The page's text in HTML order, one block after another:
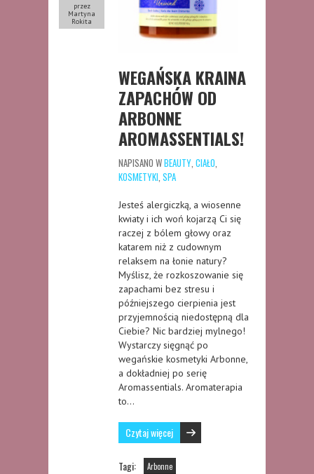
przez
Martyna
Rokita
WEGAŃSKA KRAINA
ZAPACHÓW OD
ARBONNE
AROMASSENTIALS!
NAPISANO WBEAUTY CIAŁO
KOSMETYKI SPA
Jesteś alergiczką, a wiosenne
kwiaty i ich woń kojarzą Ci się
raczej z bólem głowy oraz
katarem niż z cudownym
relaksem na łonie natury?
Myślisz, że rozkoszowanie się
zapachami bez stresu i
późniejszego cierpienia jest
przyjemnością niedostępną dla
Ciebie? Nic bardziej mylnego!
Wystarczy sięgnąć po
wegańskie kosmetyki Arbonne,
a dokładniej po serię
Aromassentials. Aromaterapia
to…
Czytaj więcej
Tagi:
Arbonne